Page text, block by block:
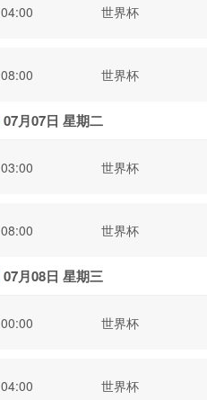
04:00 世界杯
08:00 世界杯
07月07日 星期二
03:00 世界杯
08:00 世界杯
07月08日 星期三
00:00 世界杯
04:00 世界杯